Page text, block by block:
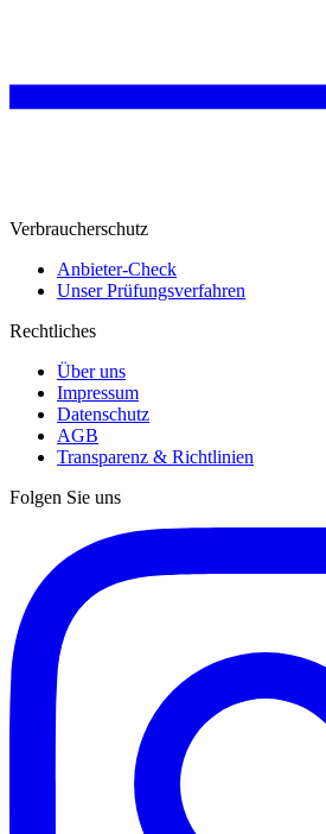
Verbraucherschutz
Anbieter-Check
Unser Prüfungsverfahren
Rechtliches
Über uns
Impressum
Datenschutz
AGB
Transparenz & Richtlinien
Folgen Sie uns